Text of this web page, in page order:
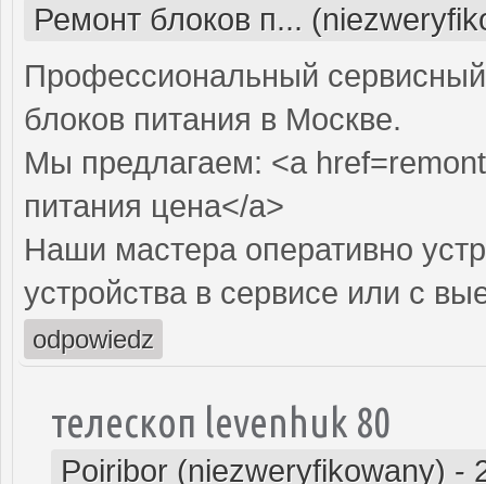
Ремонт блоков п...
Профессиональный
блоков питания в Москве.
Мы предлагаем: <a
питания цена</a>
Наши мастера оперативно
устройства в сервисе или с
odpowiedz
телескоп levenhuk 80
Poiribor (niezweryfikowany) -